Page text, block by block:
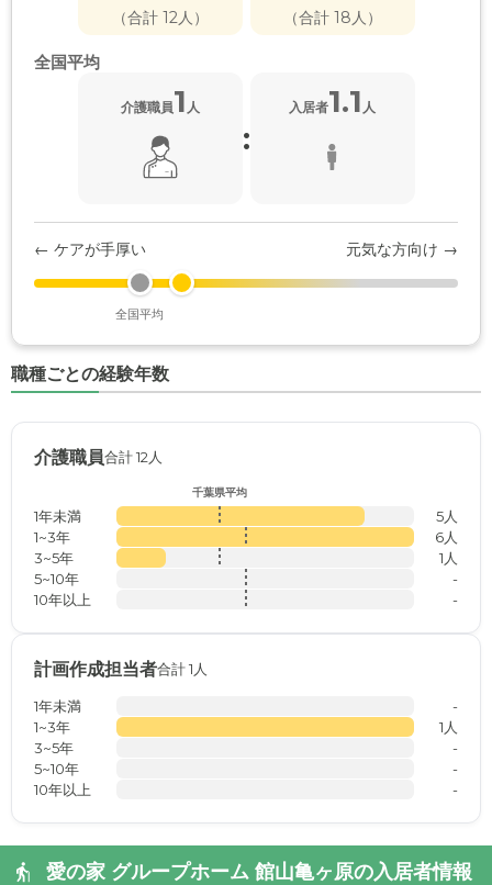
（合計 12人） （合計 18人）
全国平均
介護職員1 人
:
入居者1.1 人
← ケアが手厚い 元気な方向け →
全国平均
職種ごとの経験年数
介護職員合計 12人
千葉県平均
1年未満
5人
1~3年
6人
3~5年
1人
5~10年
-
10年以上
-
計画作成担当者合計 1人
1年未満
-
1~3年
1人
3~5年
-
5~10年
-
10年以上
-
愛の家 グループホーム 館山亀ヶ原の入居者情報